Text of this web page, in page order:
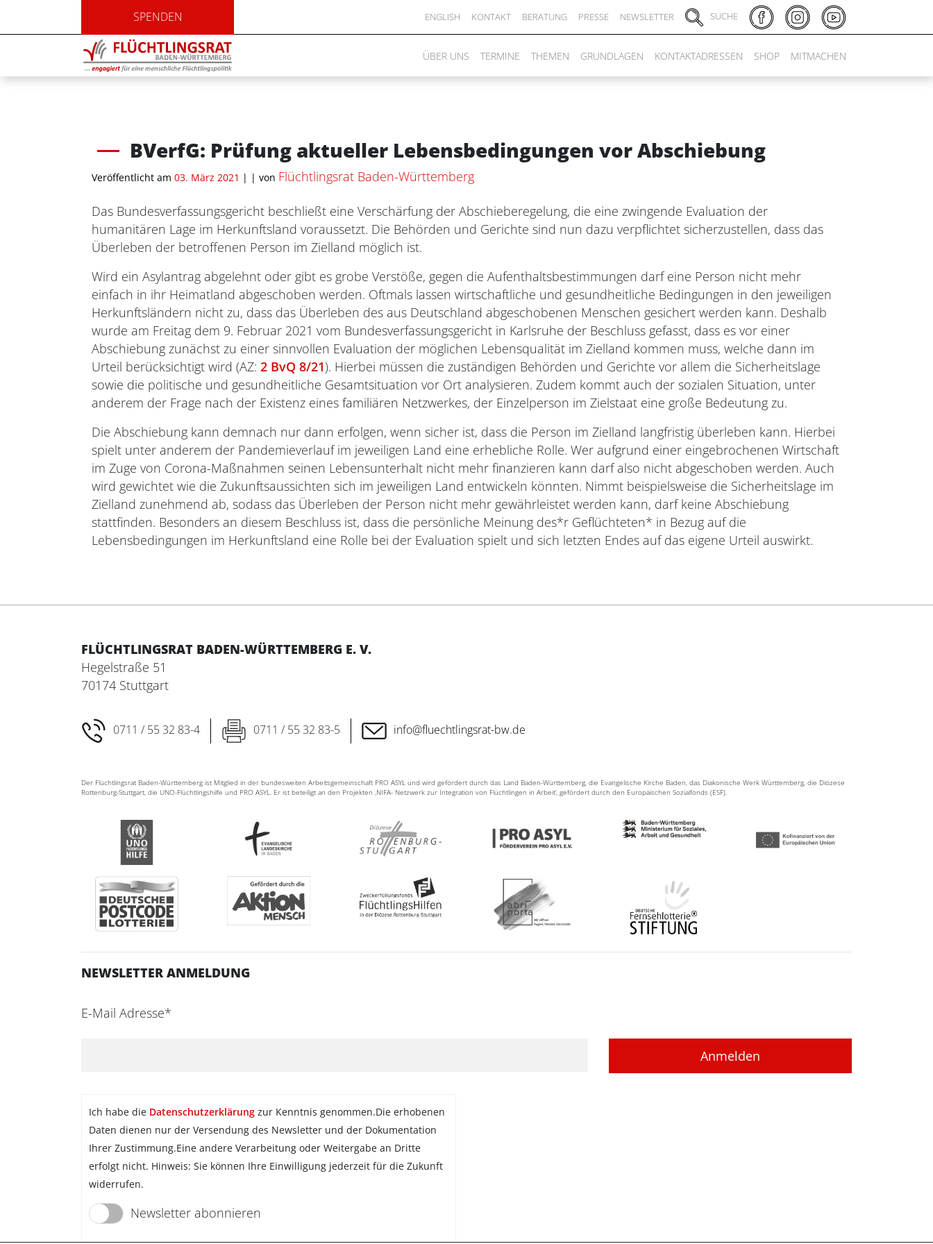
SPENDEN ENGLISH KONTAKT BERATUNG PRESSE NEWSLETTER SUCHE
ÜBER UNS TERMINE THEMEN GRUNDLAGEN KONTAKTADRESSEN SHOP MITMACHEN
BVerfG: Prüfung aktueller Lebensbedingungen vor Abschiebung
Veröffentlicht am 03. März 2021 | | von Flüchtlingsrat Baden-Württemberg
Das Bundesverfassungsgericht beschließt eine Verschärfung der Abschieberegelung, die eine zwingende Evaluation der
humanitären Lage im Herkunftsland voraussetzt. Die Behörden und Gerichte sind nun dazu verpflichtet sicherzustellen, dass das
Überleben der betroffenen Person im Zielland möglich ist.
Wird ein Asylantrag abgelehnt oder gibt es grobe Verstöße, gegen die Aufenthaltsbestimmungen darf eine Person nicht mehr
einfach in ihr Heimatland abgeschoben werden. Oftmals lassen wirtschaftliche und gesundheitliche Bedingungen in den jeweiligen
Herkunftsländern nicht zu, dass das Überleben des aus Deutschland abgeschobenen Menschen gesichert werden kann. Deshalb
wurde am Freitag dem 9. Februar 2021 vom Bundesverfassungsgericht in Karlsruhe der Beschluss gefasst, dass es vor einer
Abschiebung zunächst zu einer sinnvollen Evaluation der möglichen Lebensqualität im Zielland kommen muss, welche dann im
Urteil berücksichtigt wird (AZ: 2 BvQ 8/21). Hierbei müssen die zuständigen Behörden und Gerichte vor allem die Sicherheitslage
sowie die politische und gesundheitliche Gesamtsituation vor Ort analysieren. Zudem kommt auch der sozialen Situation, unter
anderem der Frage nach der Existenz eines familiären Netzwerkes, der Einzelperson im Zielstaat eine große Bedeutung zu.
Die Abschiebung kann demnach nur dann erfolgen, wenn sicher ist, dass die Person im Zielland langfristig überleben kann. Hierbei
spielt unter anderem der Pandemieverlauf im jeweiligen Land eine erhebliche Rolle. Wer aufgrund einer eingebrochenen Wirtschaft
im Zuge von Corona-Maßnahmen seinen Lebensunterhalt nicht mehr finanzieren kann darf also nicht abgeschoben werden. Auch
wird gewichtet wie die Zukunftsaussichten sich im jeweiligen Land entwickeln könnten. Nimmt beispielsweise die Sicherheitslage im
Zielland zunehmend ab, sodass das Überleben der Person nicht mehr gewährleistet werden kann, darf keine Abschiebung
stattfinden. Besonders an diesem Beschluss ist, dass die persönliche Meinung des*r Geflüchteten* in Bezug auf die
Lebensbedingungen im Herkunftsland eine Rolle bei der Evaluation spielt und sich letzten Endes auf das eigene Urteil auswirkt.
FLÜCHTLINGSRAT BADEN-WÜRTTEMBERG E. V.
Hegelstraße 51
70174 Stuttgart
0711 / 55 32 83-4 0711 / 55 32 83-5 info@fluechtlingsrat-bw.de
Der Flüchtlingsrat Baden-Württemberg ist Mitglied in der bundesweiten Arbeitsgemeinschaft PRO ASYL und wird gefördert durch das Land Baden-Württemberg, die Evangelische Kirche Baden, das Diakonische Werk Württemberg, die Diözese
Rottenburg-Stuttgart, die UNO-Flüchtlingshilfe und PRO ASYL. Er ist beteiligt an den Projekten ‚NIFA- Netzwerk zur Integration von Flüchtlingen in Arbeit‘, gefördert durch den Europäischen Sozialfonds (ESF).
NEWSLETTER ANMELDUNG
E-Mail Adresse*
Ich habe die Datenschutzerklärung zur Kenntnis genommen.Die erhobenen
Daten dienen nur der Versendung des Newsletter und der Dokumentation
Ihrer Zustimmung.Eine andere Verarbeitung oder Weitergabe an Dritte
erfolgt nicht. Hinweis: Sie können Ihre Einwilligung jederzeit für die Zukunft
widerrufen.
Newsletter abonnieren